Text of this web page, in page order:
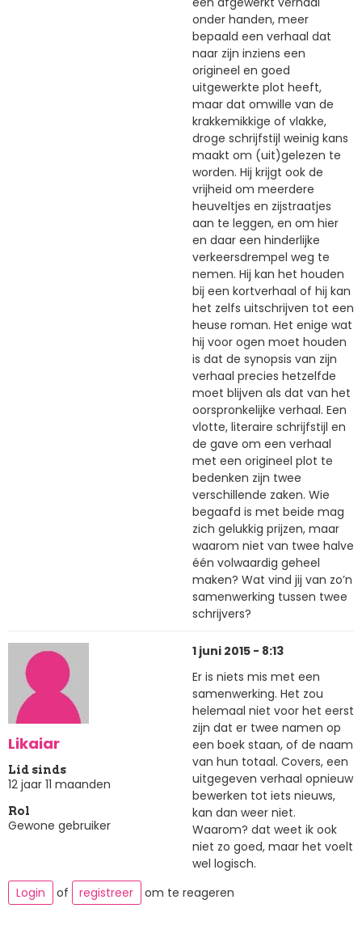
onder handen, meer
bepaald een verhaal dat
naar zijn inziens een
origineel en goed
uitgewerkte plot heeft,
maar dat omwille van de
krakkemikkige of vlakke,
droge schrijfstijl weinig kans
maakt om (uit)gelezen te
worden. Hij krijgt ook de
vrijheid om meerdere
heuveltjes en zijstraatjes
aan te leggen, en om hier
en daar een hinderlijke
verkeersdrempel weg te
nemen. Hij kan het houden
bij een kortverhaal of hij kan
het zelfs uitschrijven tot een
heuse roman. Het enige wat
hij voor ogen moet houden
is dat de synopsis van zijn
verhaal precies hetzelfde
moet blijven als dat van het
oorspronkelijke verhaal. Een
vlotte, literaire schrijfstijl en
de gave om een verhaal
met een origineel plot te
bedenken zijn twee
verschillende zaken. Wie
begaafd is met beide mag
zich gelukkig prijzen, maar
waarom niet van twee halve
één volwaardig geheel
maken? Wat vind jij van zo’n
samenwerking tussen twee
schrijvers?
Likaiar
Lid sinds
12 jaar 11 maanden
Rol
Gewone gebruiker
1 juni 2015 - 8:13
Er is niets mis met een
samenwerking. Het zou
helemaal niet voor het eerst
zijn dat er twee namen op
een boek staan, of de naam
van hun totaal. Covers, een
uitgegeven verhaal opnieuw
bewerken tot iets nieuws,
kan dan weer niet.
Waarom? dat weet ik ook
niet zo goed, maar het voelt
wel logisch.
Login
of registreer om te reageren